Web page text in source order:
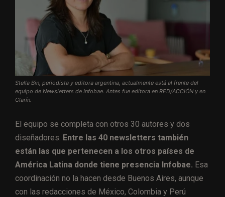
Stella Bin, periodista y editora argentina, actualmente está al frente del
equipo de Newsletters de Infobae. Antes fue editora en RED/ACCIÓN y en
Clarín.
El equipo se completa con otros 30 autores y dos
diseñadores. Entre las 40 newsletters también
están las que pertenecen a los otros países de
América Latina donde tiene presencia Infobae. Esa
coordinación no la hacen desde Buenos Aires, aunque
con las redacciones de México, Colombia y Perú